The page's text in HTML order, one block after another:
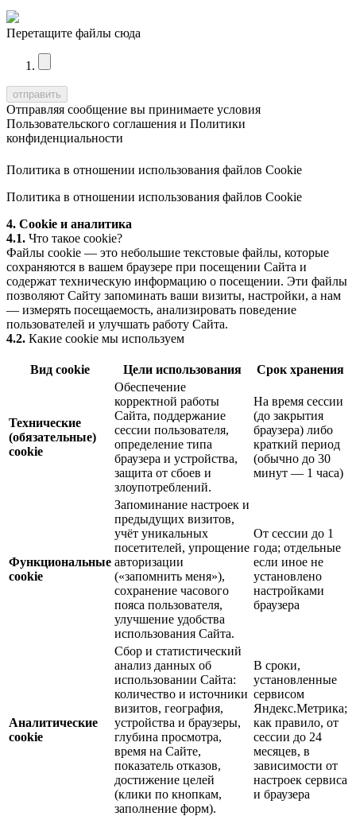
Перетащите файлы сюда
Отправляя сообщение вы принимаете условия
Пользовательского соглашения и Политики
конфиденциальности
Политика в отношении использования файлов Cookie
Политика в отношении использования файлов Cookie
4. Cookie и аналитика
4.1. Что такое cookie?
Файлы cookie — это небольшие текстовые файлы, которые
сохраняются в вашем браузере при посещении Сайта и
содержат техническую информацию о посещении. Эти файлы
позволяют Сайту запоминать ваши визиты, настройки, а нам
— измерять посещаемость, анализировать поведение
пользователей и улучшать работу Сайта.
4.2. Какие cookie мы используем
Вид cookie Цели использования Срок хранения
Технические
(обязательные)
cookie
Обеспечение
корректной работы
Сайта, поддержание
сессии пользователя,
определение типа
браузера и устройства,
защита от сбоев и
злоупотреблений.
На время сессии
(до закрытия
браузера) либо
краткий период
(обычно до 30
минут — 1 часа)
Функциональные
cookie
Запоминание настроек и
предыдущих визитов,
учёт уникальных
посетителей, упрощение
авторизации
(«запомнить меня»),
сохранение часового
пояса пользователя,
улучшение удобства
использования Сайта.
От сессии до 1
года; отдельные
если иное не
установлено
настройками
браузера
Аналитические
cookie
Сбор и статистический
анализ данных об
использовании Сайта:
количество и источники
визитов, география,
устройства и браузеры,
глубина просмотра,
время на Сайте,
показатель отказов,
достижение целей
(клики по кнопкам,
заполнение форм).
В сроки,
установленные
сервисом
Яндекс.Метрика;
как правило, от
сессии до 24
месяцев, в
зависимости от
настроек сервиса
и браузера